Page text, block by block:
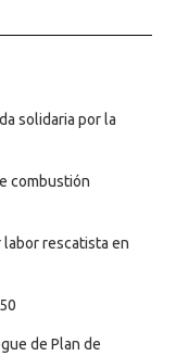
solidaria por la
combustión
rescatista en
de Plan de